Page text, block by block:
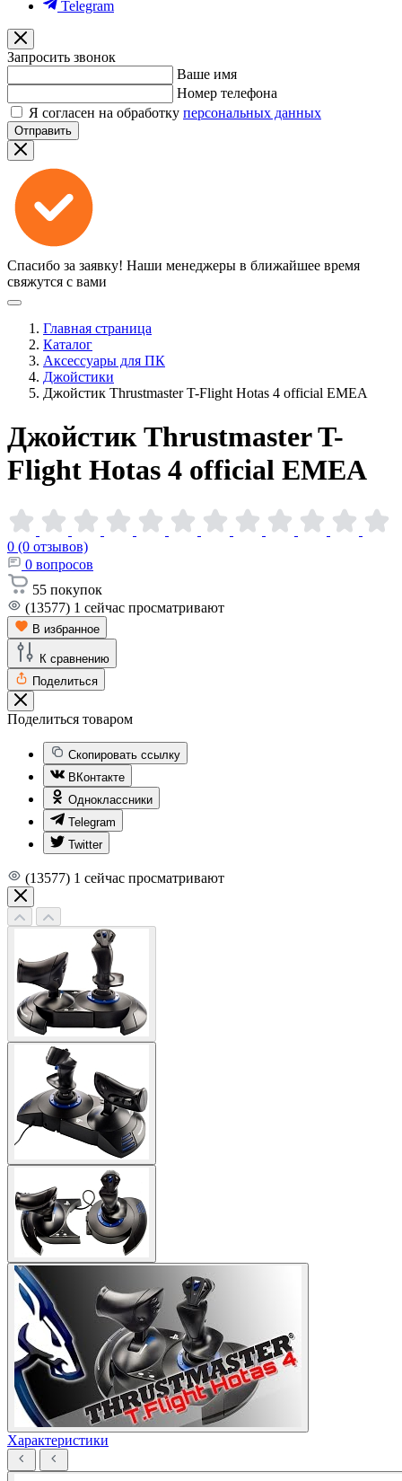
Telegram
Запросить звонок
Ваше имя
Номер телефона
Я согласен на обработку персональных данных
Отправить
Спасибо за заявку! Наши менеджеры в ближайшее время
свяжутся с вами
Главная страница
Каталог
Аксессуары для ПК
Джойстики
Джойстик Thrustmaster T-Flight Hotas 4 official EMEA
Джойстик Thrustmaster T-
Flight Hotas 4 official EMEA
0 (0 отзывов)
0 вопросов
55 покупок
(13577) 1 сейчас просматривают
В избранное
К сравнению
Поделиться
Поделиться товаром
Скопировать ссылку
ВКонтакте
Одноклассники
Telegram
Twitter
(13577) 1 сейчас просматривают
Характеристики